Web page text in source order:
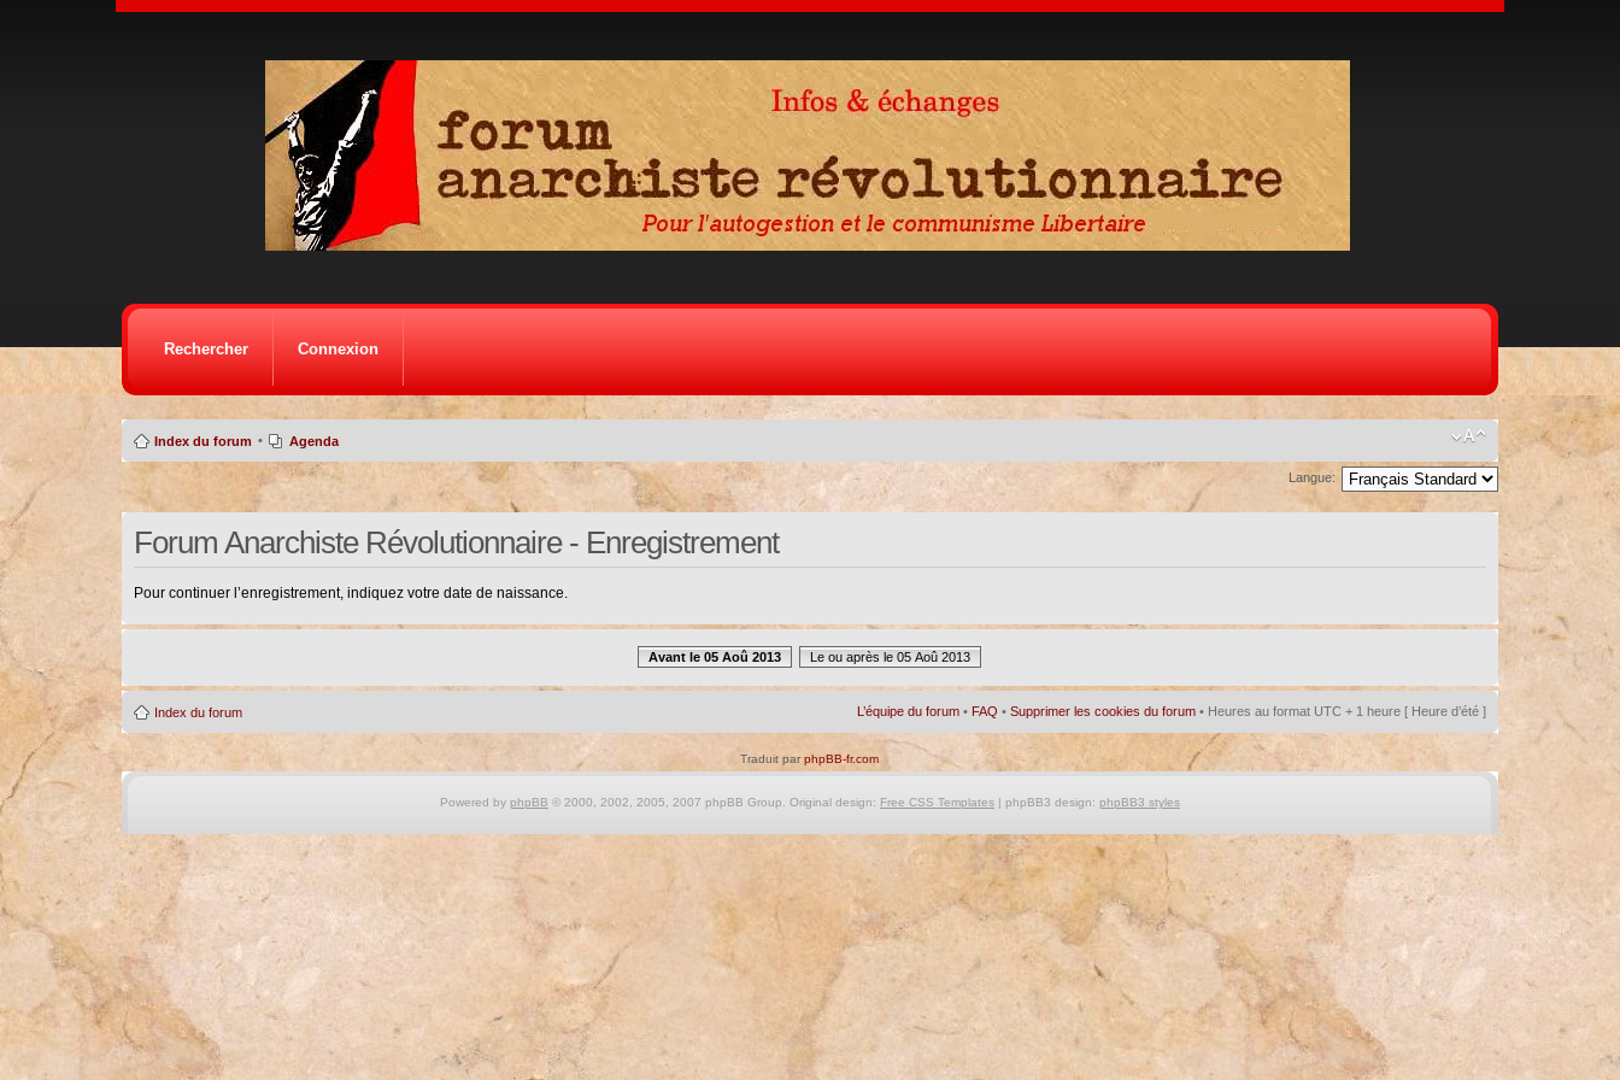
Rechercher Connexion
Index du forum • Agenda
Langue:
Forum Anarchiste Révolutionnaire - Enregistrement
Pour continuer l’enregistrement, indiquez votre date de naissance.
Avant le 05 Aoû 2013 Le ou après le 05 Aoû 2013
Index du forum L’équipe du forum • FAQ •Supprimer les cookies du forum • Heures au format UTC + 1 heure [ Heure d’été ]
Traduit parphpBB-fr.com
Powered by phpBB © 2000, 2002, 2005, 2007 phpBB Group. Original design: Free CSS Templates| phpBB3 design: phpBB3 styles